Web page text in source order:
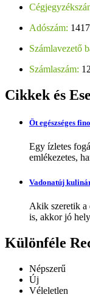
Adószám:
Számlavezető
Számlaszám:
Cikkek és
Öt egészséges
Egy ízletes
emlékezetes,
Vadonatúj
Akik szeretik a
is, akkor jó
Különféle
Népszerű
Új
Véleletlen